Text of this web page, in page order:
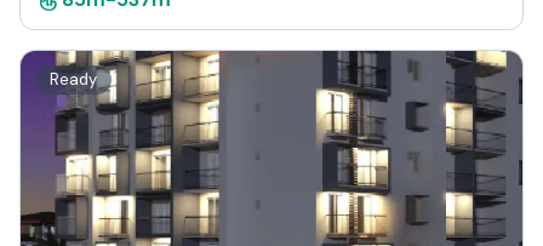
Ready